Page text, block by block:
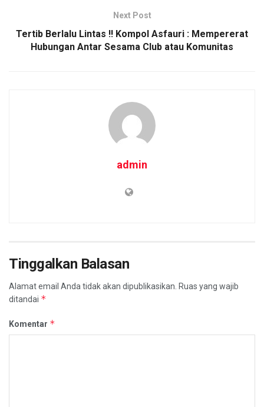
Next Post
Tertib Berlalu Lintas !! Kompol Asfauri : Mempererat
Hubungan Antar Sesama Club atau Komunitas
admin
Tinggalkan Balasan
Alamat email Anda tidak akan dipublikasikan. Ruas yang wajib
ditandai *
Komentar *